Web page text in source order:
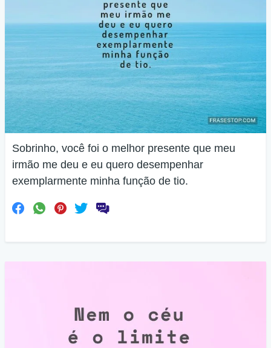
Sobrinho, você foi o melhor presente que meu
irmão me deu e eu quero desempenhar
exemplarmente minha função de tio.